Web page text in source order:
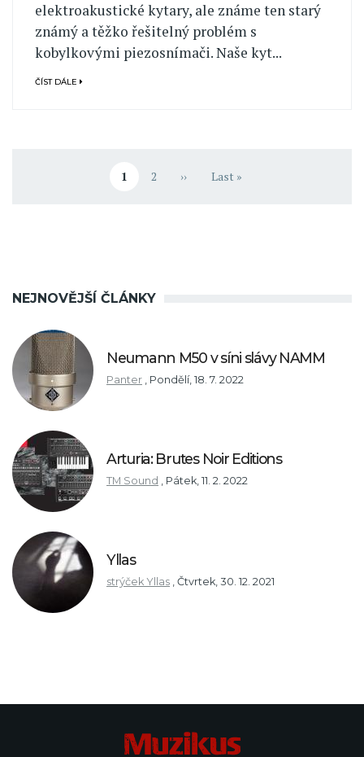
elektroakustické kytary, ale známe ten starý
známý a těžko řešitelný problém s
kobylkovými piezosnímači. Naše kyt...
ČÍST DÁLE
Aktuální stránka
1 Stránka
2 Následující stránka
›› Poslední stránka
Last »
NEJNOVĚJŠÍ ČLÁNKY
Neumann M50 v síni slávy NAMM
Panter Pondělí, 18. 7. 2022
Arturia: Brutes Noir Editions
TM Sound Pátek, 11. 2. 2022
Yllas
strýček Yllas Čtvrtek, 30. 12. 2021